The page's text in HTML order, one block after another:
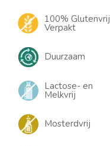
100% Glutenvrij
Verpakt
Duurzaam
Lactose- en
Melkvrij
Mosterdvrij